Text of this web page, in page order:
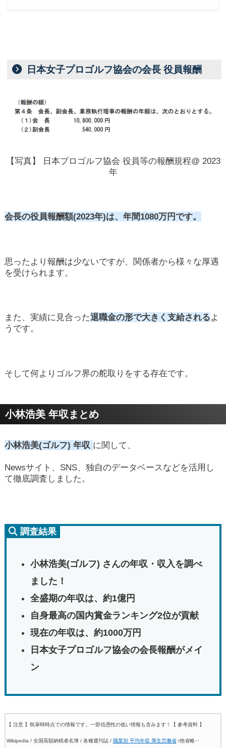
日本女子プロゴルフ協会の会長 役員報酬
【写真】 日本プロゴルフ協会 役員等の報酬規程@ 2023
年
会長の役員報酬額(2023年)は、年間1080万円です。
思ったより報酬は少ないですが、関係者から様々な厚遇
を受けられます。
また、実績に見合った退職金の形で大きく支給されるよ
うです。
そして何よりゴルフ界の舵取りをする存在です。
小林浩美 年収まとめ
小林浩美(ゴルフ) 年収 に関して、
Newsサイト、SNS、独自のデータベースなどを活用し
て徹底調査しました。
調査結果
小林浩美(ゴルフ) さんの年収・収入を調べ
ました！
全盛期の年収は、約1億円
自身最高の国内賞金ランキング2位が貢献
現在の年収は、約1000万円
日本女子プロゴルフ協会の会長報酬がメイ
ン
【 注意 】執筆時時点での情報です。一部信憑性の低い情報も含みます！ 【 参考資料 】
Wikipedia / 全国高額納税者名簿 / 各種週刊誌 / 職業別 平均年収 厚生労働省/他省略‥